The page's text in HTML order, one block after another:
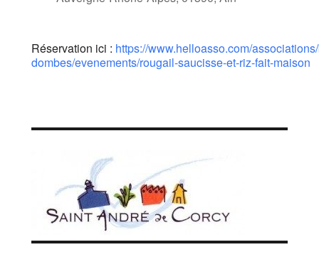
Réservation ici : https://www.helloasso.com/
dombes/evenements/rougail-saucisse-et-riz-fait-maison